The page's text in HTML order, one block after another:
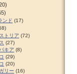
ンド (17)
トリア (72)
(27)
キア (8)
(29)
(20)
リー (16)